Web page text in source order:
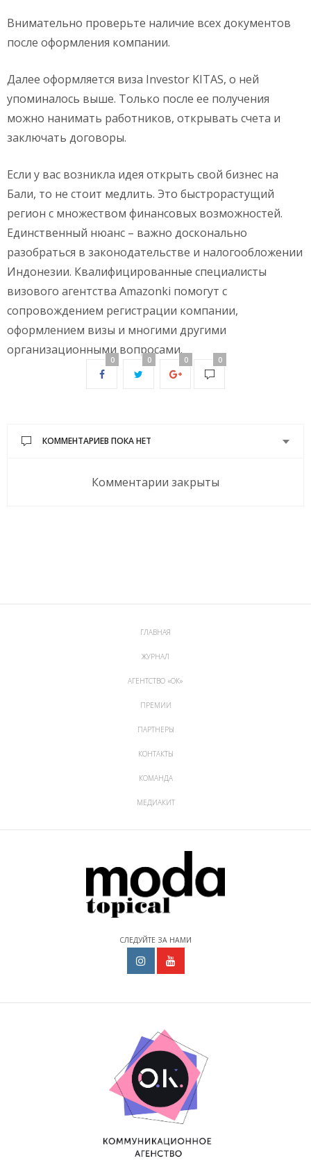
Внимательно проверьте наличие всех документов
после оформления компании.
Далее оформляется виза Investor KITAS, о ней
упоминалось выше. Только после ее получения
можно нанимать работников, открывать счета и
заключать договоры.
Если у вас возникла идея открыть свой бизнес на
Бали, то не стоит медлить. Это быстрорастущий
регион с множеством финансовых возможностей.
Единственный нюанс – важно досконально
разобраться в законодательстве и налогообложении
Индонезии. Квалифицированные специалисты
визового агентства Amazonki помогут с
сопровождением регистрации компании,
оформлением визы и многими другими
организационными вопросами.
0 0 0 0
КОММЕНТАРИЕВ ПОКА НЕТ
Комментарии закрыты
ГЛАВНАЯ
ЖУРНАЛ
АГЕНТСТВО «ОК»
ПРЕМИИ
ПАРТНЕРЫ
КОНТАКТЫ
КОМАНДА
МЕДИАКИТ
СЛЕДУЙТЕ ЗА НАМИ